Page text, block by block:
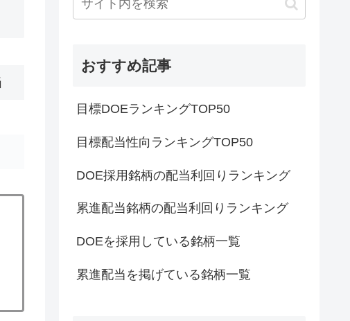
おすすめ記事
目標DOEランキングTOP50
目標配当性向ランキングTOP50
DOE採用銘柄の配当利回りランキング
累進配当銘柄の配当利回りランキング
DOEを採用している銘柄一覧
累進配当を掲げている銘柄一覧